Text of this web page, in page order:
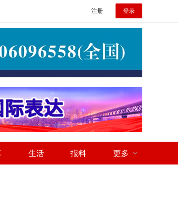
注册 登录
生活 报料 更多